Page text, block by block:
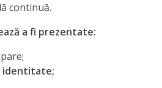
continuă.
a fi prezentate:
identitate;